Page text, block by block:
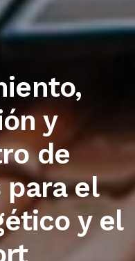
con las
del